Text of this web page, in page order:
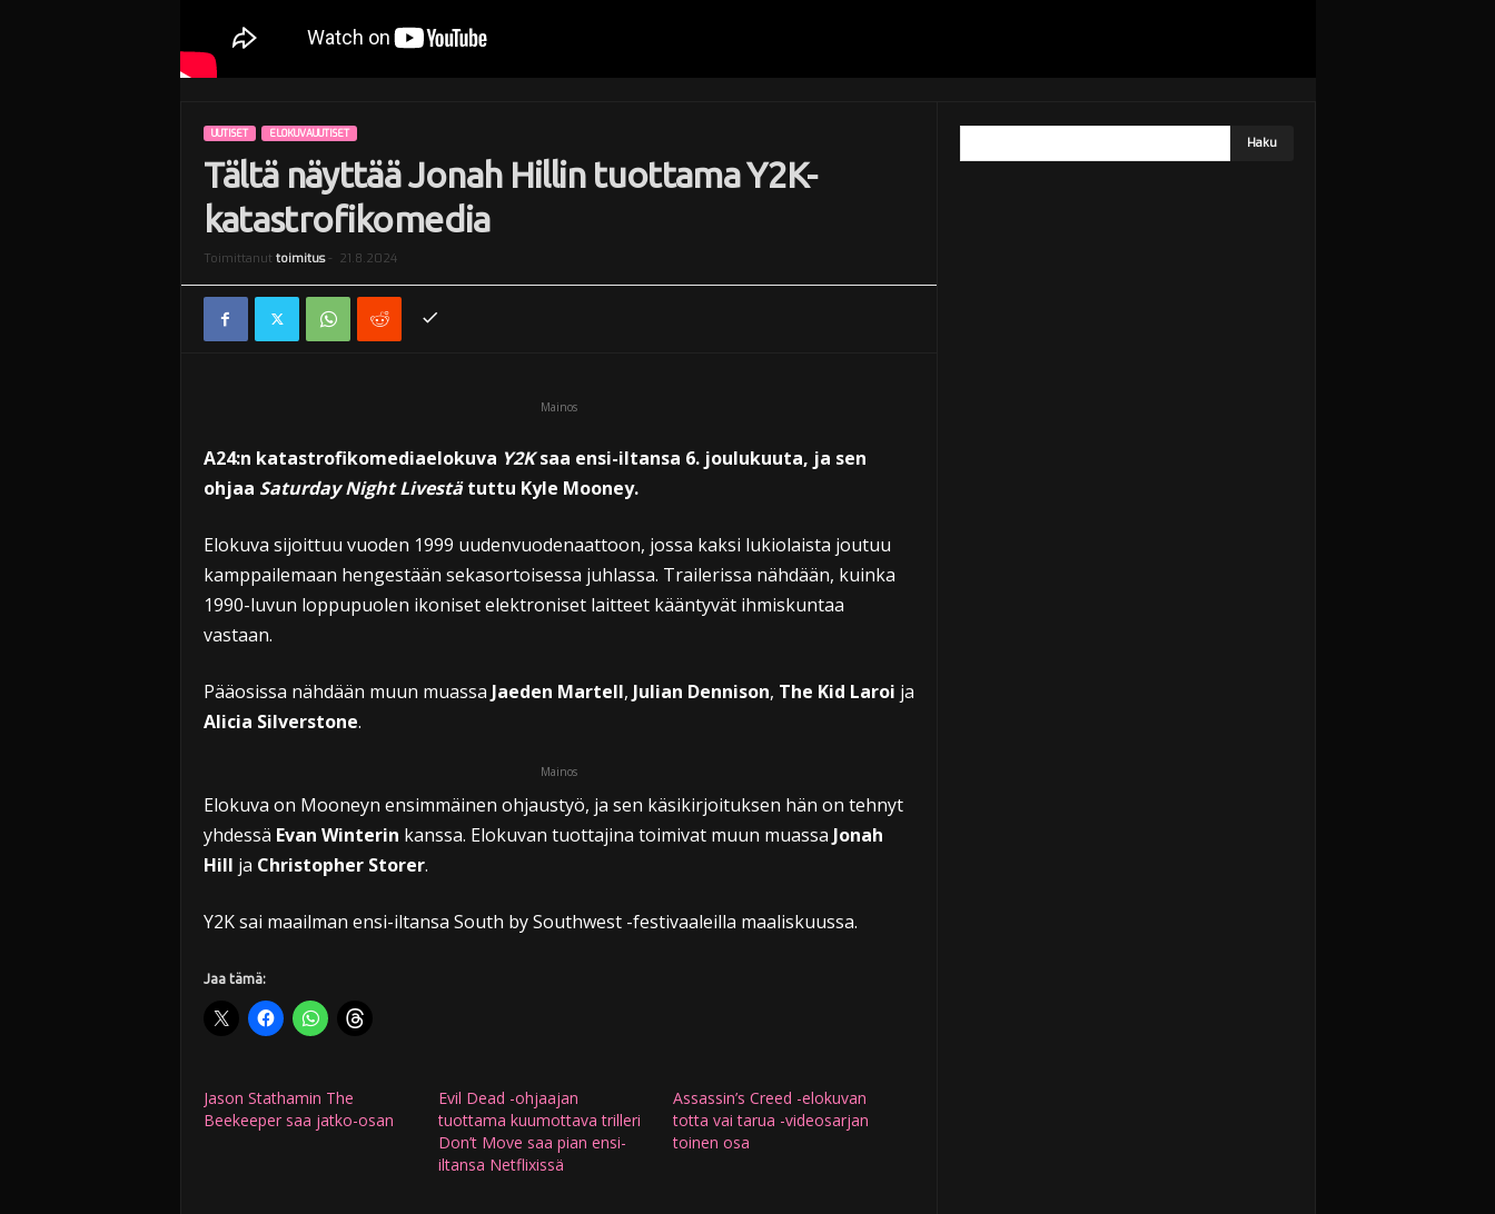
UUTISET ELOKUVAUUTISET
Tältä näyttää Jonah Hillin tuottama Y2K-
katastrofikomedia
Toimittanut toimitus- 21.8.2024
Mainos
A24:n katastrofikomediaelokuva Y2Ksaa ensi-iltansa 6. joulukuuta, ja sen
ohjaa Saturday Night Livestätuttu Kyle Mooney.
Elokuva sijoittuu vuoden 1999 uudenvuodenaattoon, jossa kaksi lukiolaista joutuu
kamppailemaan hengestään sekasortoisessa juhlassa. Trailerissa nähdään, kuinka
1990-luvun loppupuolen ikoniset elektroniset laitteet kääntyvät ihmiskuntaa
vastaan.
Pääosissa nähdään muun muassa Jaeden Martell, Julian Dennison, The Kid Laroi ja
Alicia Silverstone.
Mainos
Elokuva on Mooneyn ensimmäinen ohjaustyö, ja sen käsikirjoituksen hän on tehnyt
yhdessä Evan Winterin kanssa. Elokuvan tuottajina toimivat muun muassa Jonah
Hill ja Christopher Storer.
Y2K sai maailman ensi-iltansa South by Southwest -festivaaleilla maaliskuussa.
Jaa tämä:
Jason Stathamin The
Beekeeper saa jatko-osan
Evil Dead -ohjaajan
tuottama kuumottava trilleri
Don’t Move saa pian ensi-
iltansa Netflixissä
Assassin’s Creed -elokuvan
totta vai tarua -videosarjan
toinen osa